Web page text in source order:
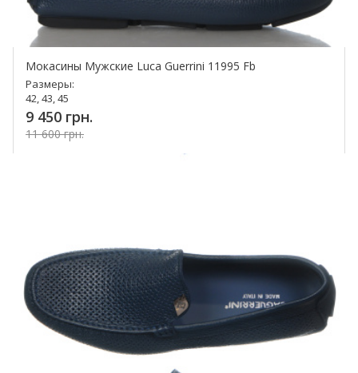
Мокасины Мужские Luca Guerrini 11995 Fb
Размеры:
42, 43, 45
9 450 грн.
11 600 грн.